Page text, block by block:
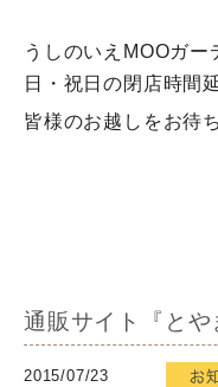
うしのいえMOOガ
日・祝日の閉店時間
皆様のお越しをお待
通販サイト『と
2015/07/23